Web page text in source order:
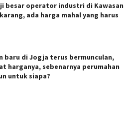
besar operator industri di Kawasan
ada harga mahal yang harus
baru di Jogja terus bermunculan,
harganya, sebenarnya perumahan
untuk siapa?